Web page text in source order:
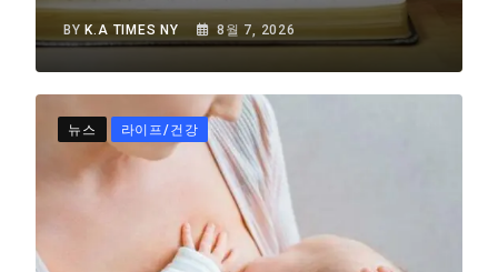
BY K.A TIMES NY 8월 7, 2026
뉴스 라이프/건강